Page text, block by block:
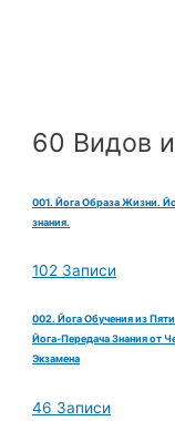
60 Видов
001. Йога Образа Жизни.
знания.
102 Записи
002. Йога Обучения из
Йога-Передача Знания от
Экзамена
46 Записи